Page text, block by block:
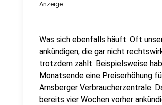
Anzeige
Was sich ebenfalls häuft: Oft
ankündigen, die gar nicht
trotzdem zahlt. Beispielsweise
Monatsende eine Preiserhöhung
Arnsberger Verbraucherzentrale.
bereits vier Wochen vorher